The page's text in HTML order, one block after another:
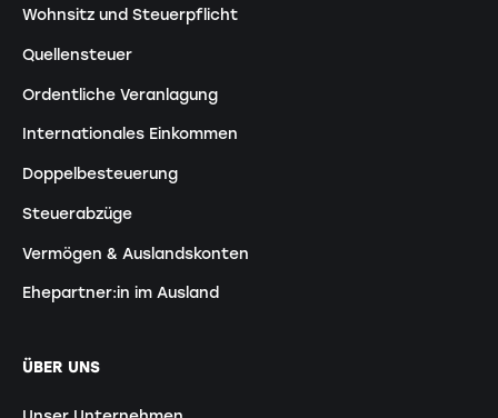
Wohnsitz und Steuerpflicht
Quellensteuer
Ordentliche Veranlagung
Internationales Einkommen
Doppelbesteuerung
Steuerabzüge
Vermögen & Auslandskonten
Ehepartner:in im Ausland
ÜBER UNS